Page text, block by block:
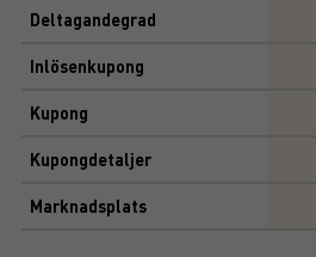
Deltagandegrad
Inlösenkupong
Kupong
Kupongdetaljer
Marknadsplats